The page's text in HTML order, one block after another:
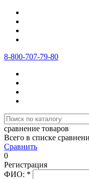
8-800-707-79-80
сравнение товаров
Всего в списке
Сравнить
0
Регистрация
ФИО: *